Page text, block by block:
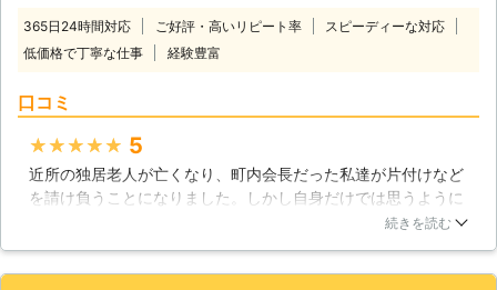
い。 豊富な経験と実績のあるスタッ
フが正しい知識と技術でお部屋の清掃
えで調査・見積りに費用をいただく場
合がございます。
そのために亡くなってから長期間経っ
た後に気付かれることが大半になりま
【そこで特殊清掃の出番です】 しか
し、この臭いを消したり、放置した遺
体から発生した細菌を消毒したりする
365日24時間対応 ご好評・高いリピート率
スピーディーな対応
低価格で丁寧な仕事
経験豊富
口コミ
★★★★★ 5
近所の独居老人が亡くなり、町内会長だった私達が片付けなど
を請け負うことになりました。しかし自身だけでは思うように
清掃ができず、なんとかしたいと市に問い合わせたところ、薦
続きを読む